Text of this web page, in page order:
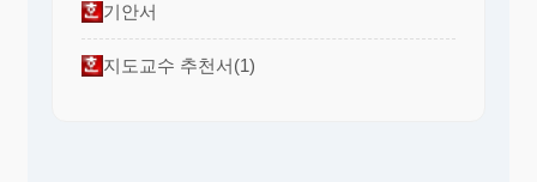
기안서
지도교수 추천서(1)